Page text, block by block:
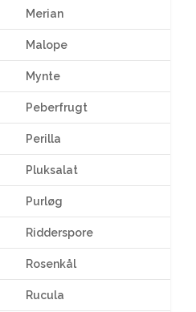
Merian
Malope
Mynte
Peberfrugt
Perilla
Pluksalat
Purløg
Ridderspore
Rosenkål
Rucula